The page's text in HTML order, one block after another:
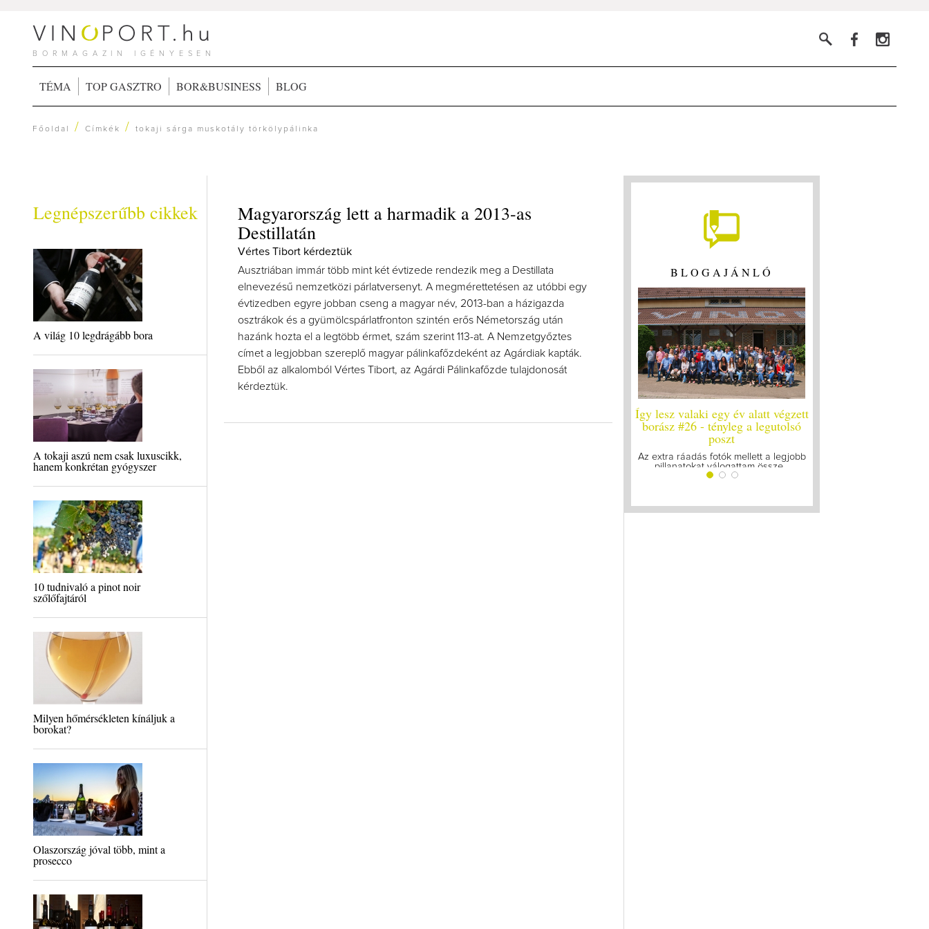
BORMAGAZIN IGÉNYESEN
TÉMA TOP GASZTRO BOR&BUSINESS BLOG
Főoldal /Címkék /tokaji sárga muskotály törkölypálinka
Legnépszerűbb cikkek
A világ 10 legdrágább bora
A tokaji aszú nem csak luxuscikk,
hanem konkrétan gyógyszer
10 tudnivaló a pinot noir
szőlőfajtáról
Milyen hőmérsékleten kínáljuk a
borokat?
Olaszország jóval több, mint a
prosecco
Magyarország lett a harmadik a 2013-as
Destillatán
Vértes Tibort kérdeztük
Ausztriában immár több mint két évtizede rendezik meg a Destillata
elnevezésű nemzetközi párlatversenyt. A megmérettetésen az utóbbi egy
évtizedben egyre jobban cseng a magyar név, 2013-ban a házigazda
osztrákok és a gyümölcspárlatfronton szintén erős Németország után
hazánk hozta el a legtöbb érmet, szám szerint 113-at. A Nemzetgyőztes
címet a legjobban szereplő magyar pálinkafőzdeként az Agárdiak kapták.
Ebből az alkalomból Vértes Tibort, az Agárdi Pálinkafőzde tulajdonosát
kérdeztük.
BLOGAJÁNLÓ
Így lesz valaki egy év alatt végzett
borász #26 - tényleg a legutolsó
poszt
Az extra ráadás fotók mellett a legjobb
pillanatokat válogattam össze...